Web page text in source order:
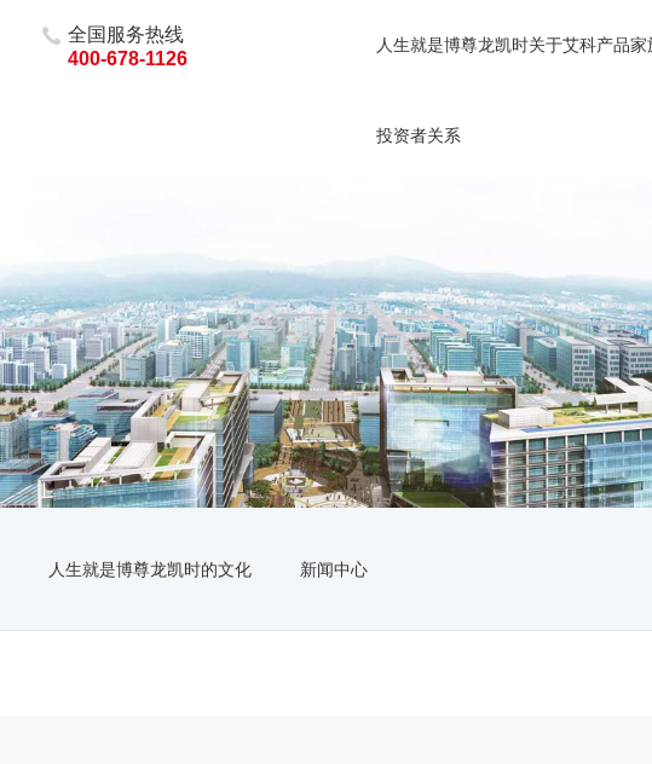
全国服务热线
400-678-1126
人生就是博尊龙凯时关于艾科产品家
投资者关系
人生就是博尊龙凯时的文化 新闻中心